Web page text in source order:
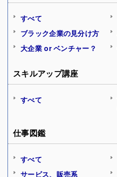
すべて
ブラック企業の見分け方
大企業 or ベンチャー？
スキルアップ講座
すべて
仕事図鑑
すべて
サービス、販売系